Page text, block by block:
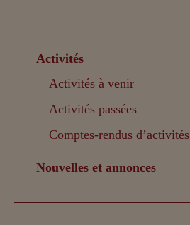
Activités
Activités à venir
Activités passées
Comptes-rendus d’activités
Nouvelles et annonces